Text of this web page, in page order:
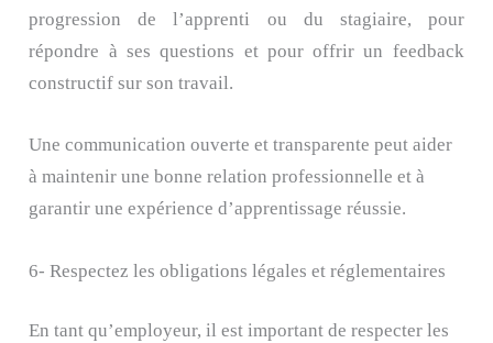
progression de l’apprenti ou du stagiaire, pour
répondre à ses questions et pour offrir un feedback
constructif sur son travail.
Une communication ouverte et transparente peut aider
à maintenir une bonne relation professionnelle et à
garantir une expérience d’apprentissage réussie.
6- Respectez les obligations légales et réglementaires
En tant qu’employeur, il est important de respecter les